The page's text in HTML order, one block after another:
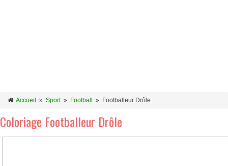
Accueil » Sport» Football » Footballeur Drôle
Coloriage Footballeur Drôle